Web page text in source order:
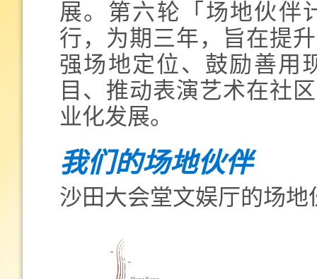
展。第六轮「场地伙伴
行，为期三年，旨在提
强场地定位、鼓励善用
目、推动表演艺术在社
业化发展。
我们的场地伙伴
沙田大会堂文娱厅的场地